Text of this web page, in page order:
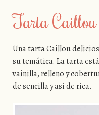
Tarta Caillou
Una tarta Caillou
su temática. La tarta
vainilla, relleno y
de sencilla y así de rica.